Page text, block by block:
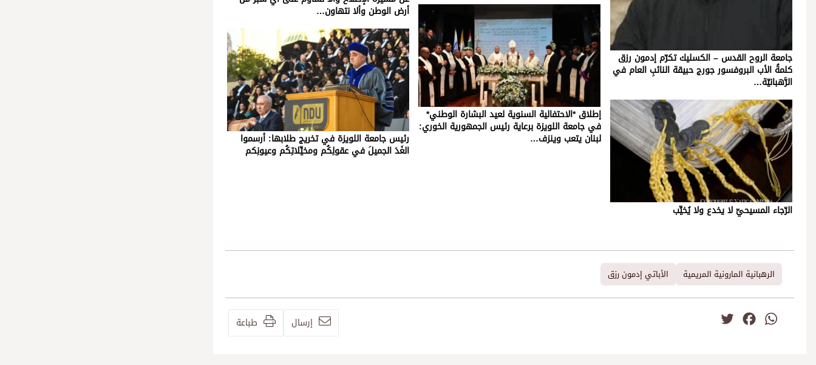
جامعة الروح القدس – الكسليك تكرّم إدمون رزق
كلمةُ الأب البروفسور جورج حبيقة النائبِ العام في
الرَّهبانيّة…
الرّجاء المسيحيّ لا يخدع ولا يُخيِّب
إطلاق *الاحتفالية السنوية لعيد البشارة الوطني*
في جامعة اللويزة برعاية رئيس الجمهورية الخوري:
لبنان يتعب وينزف…
أرض الوطن وألا نتهاون…
رئيس جامعة اللويزة في تخريج طلابها: أرسموا
الغَدَ الجميلَ في عقولِكُم ومخيِّلاتِكُم وعيونِكم
الرهبانية المارونية المريمية الأباتي إدمون رزق
WhatsApp
Facebook إرسال طباعة